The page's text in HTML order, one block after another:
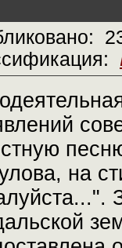
на